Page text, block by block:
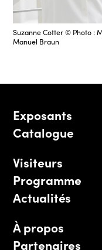
Suzanne Cotter © Photo :
Manuel Braun
Exposants
Catalogue
Visiteurs
Programme
Actualités
À propos
Partenaires